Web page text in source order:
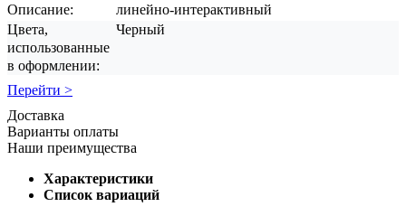
Описание:
линейно-интерактивный
Цвета,
использованные
в оформлении:
Черный
Перейти >
Доставка
Варианты оплаты
Наши преимущества
Характеристики
Список вариаций